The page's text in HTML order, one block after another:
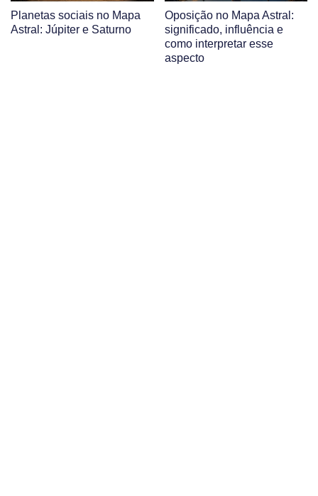
Planetas sociais no Mapa
Astral: Júpiter e Saturno
Oposição no Mapa Astral:
significado, influência e
como interpretar esse
aspecto